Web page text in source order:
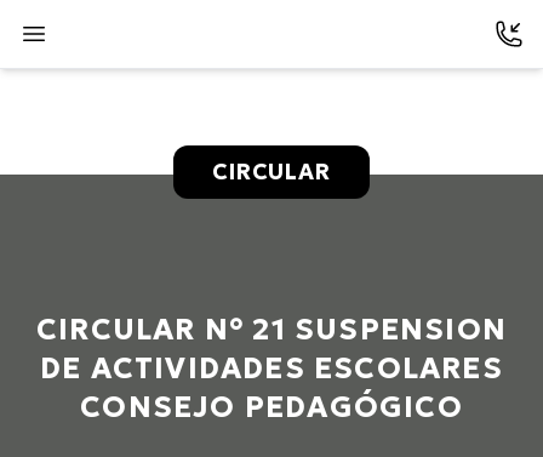
CIRCULAR
CIRCULAR N° 21 SUSPENSION
DE ACTIVIDADES ESCOLARES
CONSEJO PEDAGÓGICO